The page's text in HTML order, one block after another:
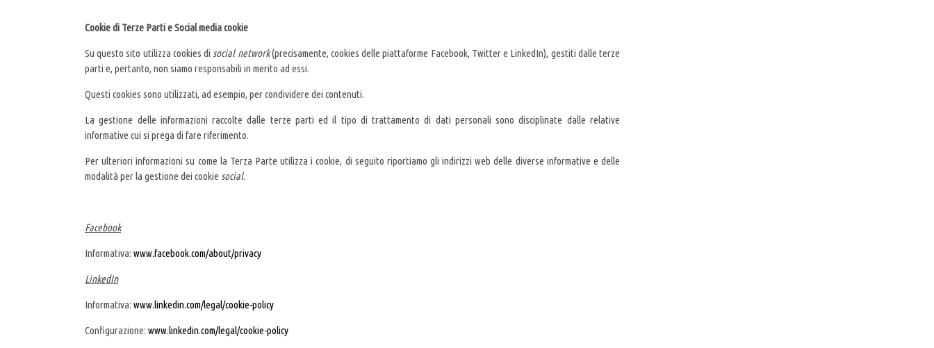
Cookie di Terze Parti e Social media cookie
Su questo sito utilizza cookies di social network(precisamente, cookies delle piattaforme Facebook, Twitter e LinkedIn), gestiti dalle terze
parti e, pertanto, non siamo responsabili in merito ad essi.
Questi cookies sono utilizzati, ad esempio, per condividere dei contenuti.
La gestione delle informazioni raccolte dalle terze parti ed il tipo di trattamento di dati personali sono disciplinate dalle relative
informative cui si prega di fare riferimento.
Per ulteriori informazioni su come la Terza Parte utilizza i cookie, di seguito riportiamo gli indirizzi web delle diverse informative e delle
modalità per la gestione dei cookie social.
Facebook
Informativa: www.facebook.com/about/privacy
LinkedIn
Informativa: www.linkedin.com/legal/cookie-policy
Configurazione: www.linkedin.com/legal/cookie-policy